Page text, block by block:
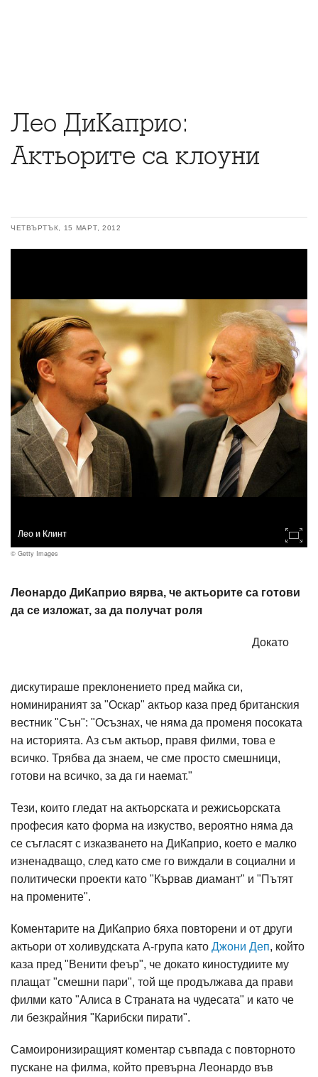
Лео ДиКаприо:
Актьорите са клоуни
ЧЕТВЪРТЪК, 15 МАРТ, 2012
Лео и Клинт
© Getty Images
Леонардо ДиКаприо вярва, че актьорите са готови
да се изложат, за да получат роля
Докато
дискутираше преклонението пред майка си,
номинираният за "Оскар" актьор каза пред британския
вестник "Сън": "Осъзнах, че няма да променя посоката
на историята. Аз съм актьор, правя филми, това е
всичко. Трябва да знаем, че сме просто смешници,
готови на всичко, за да ги наемат."
Тези, които гледат на актьорската и режисьорската
професия като форма на изкуство, вероятно няма да
се съгласят с изказването на ДиКаприо, което е малко
изненадващо, след като сме го виждали в социални и
политически проекти като "Кървав диамант" и "Пътят
на промените".
Коментарите на ДиКаприо бяха повторени и от други
актьори от холивудската А-група като Джони Деп, който
каза пред "Венити феър", че докато киностудиите му
плащат "смешни пари", той ще продължава да прави
филми като "Алиса в Страната на чудесата" и като че
ли безкрайния "Карибски пирати".
Самоиронизиращият коментар съвпада с повторното
пускане на филма, който превърна Леонардо във